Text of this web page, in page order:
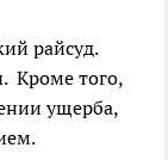
райсуд.
Кроме того,
ущерба,